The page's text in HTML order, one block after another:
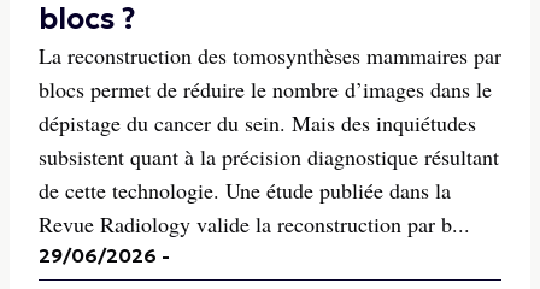
blocs ?
La reconstruction des tomosynthèses mammaires par
blocs permet de réduire le nombre d’images dans le
dépistage du cancer du sein. Mais des inquiétudes
subsistent quant à la précision diagnostique résultant
de cette technologie. Une étude publiée dans la
Revue Radiology valide la reconstruction par b...
29/06/2026 -